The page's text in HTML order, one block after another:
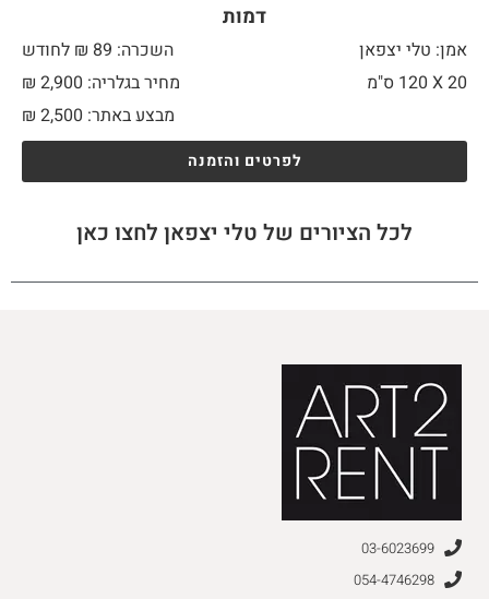
דמות
אמן: טלי יצפאן
השכרה: 89 ₪ לחודש
20 X
מחיר בגלריה: 2,900 ₪
מבצע באתר:
₪ 2,500
לפרטים והזמנה
לכל הציורים של טלי יצפאן לחצו כאן
03-6023699
054-4746298